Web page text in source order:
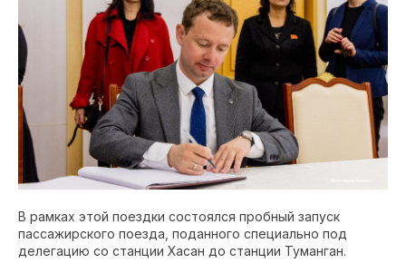
В рамках этой поездки состоялся пробный запуск
пассажирского поезда, поданного специально под
делегацию со станции Хасан до станции Туманган.